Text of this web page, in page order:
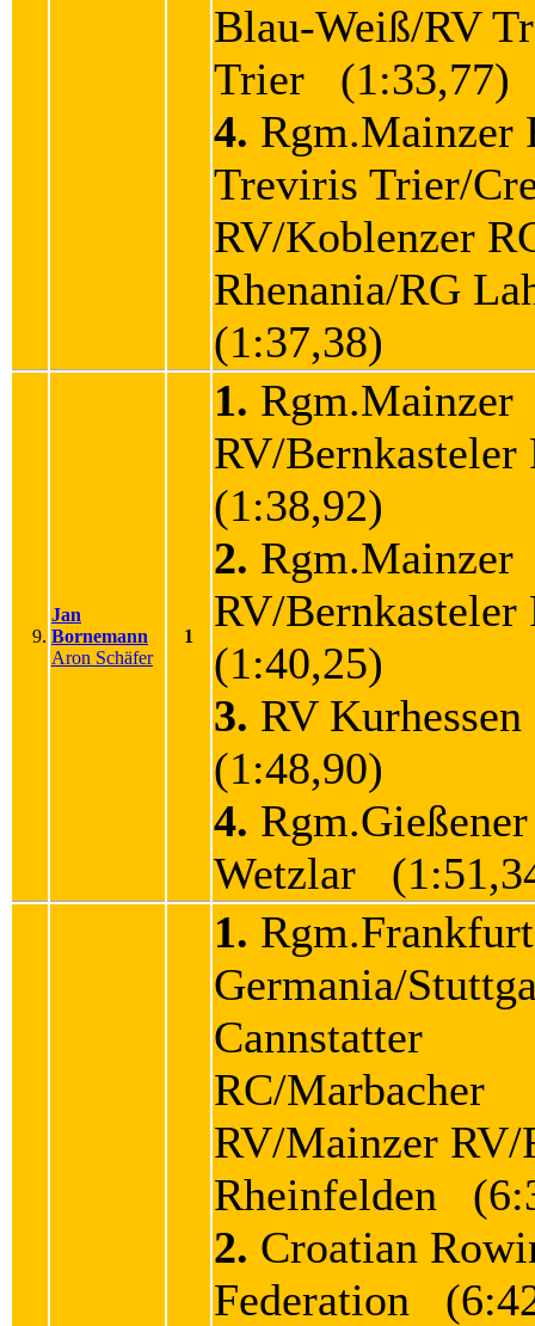
Blau-Weiß/RV
Trier (1:33,77)
4. Rgm.Mainzer
Treviris Trier/
RV/Koblenzer
Rhenania/RG
(1:37,38)
9.
Jan
Bornemann
Aron Schäfer
1
1. Rgm.Mainzer
RV/
(1:38,92)
2. Rgm.Mainzer
RV/
(1:40,25)
3. RV
(1:48,90)
4.
Wetzlar
1.
Germania/
Cannstatter
RC/Marbacher
RV/Mainzer RV/
Rheinfelden
2. Croatian
Federation